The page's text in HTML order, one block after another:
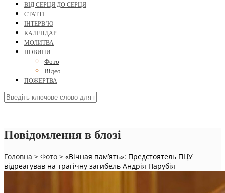
ВІД СЕРЦЯ ДО СЕРЦЯ
СТАТТІ
ІНТЕРВ’Ю
КАЛЕНДАР
МОЛИТВА
НОВИНИ
Фото
Відео
ПОЖЕРТВА
Повідомлення в блозі
Головна > Фото > «Вічная пам’ять»: Предстоятель ПЦУ
відреагував на трагічну загибель Андрія Парубія